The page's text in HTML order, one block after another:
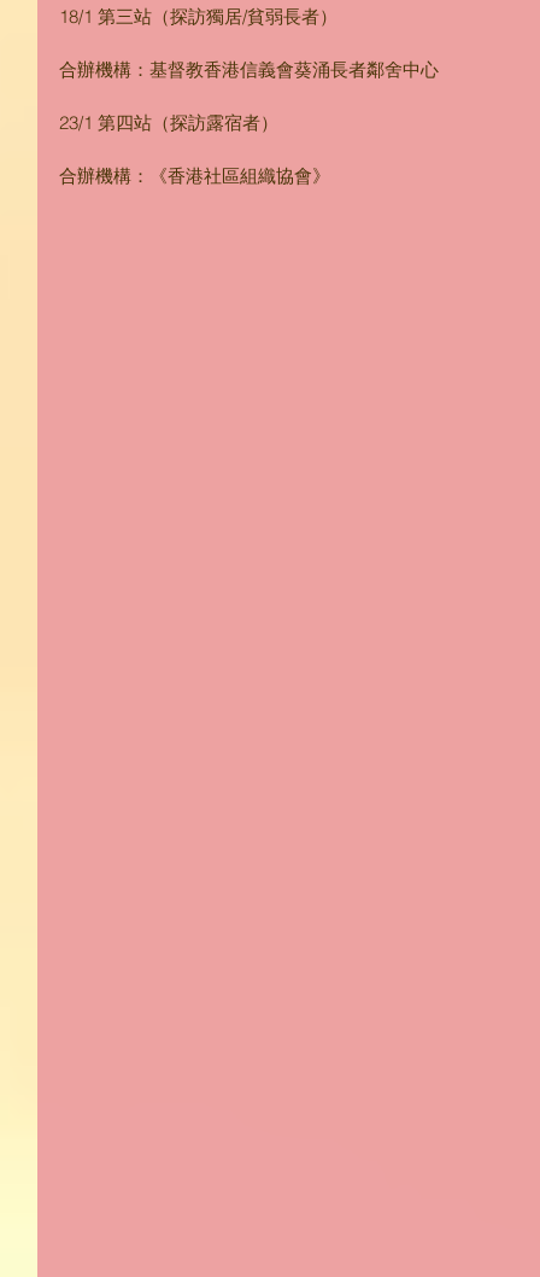
18/1 第三站（探訪獨居/貧弱長者）
合辦機構：基督教香港信義會葵涌長者鄰舍中心
23/1 第四站（探訪露宿者）
合辦機構：《香港社區組織協會》